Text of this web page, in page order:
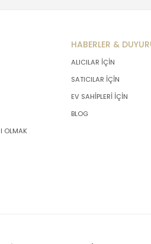
OLMAK
HABERLER &
ALICILAR İÇİN
SATICILAR İÇİN
EV SAHİPLERİ İÇİN
BLOG